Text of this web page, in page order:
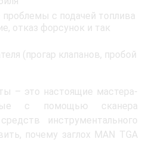
с подачей топлива
отказ форсунок и так
(прогар клапанов, пробой
– это настоящие мастера-
с помощью сканера
инструментального
почему заглох MAN TGA